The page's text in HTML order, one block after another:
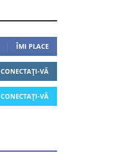
ÎMI PLACE
CONECTAȚI-VĂ
CONECTAȚI-VĂ